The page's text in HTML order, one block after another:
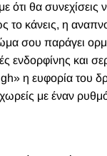
ότι θα
το κάνεις, η
σου παράγει
ενδορφίνης και
η ευφορία του
με έναν